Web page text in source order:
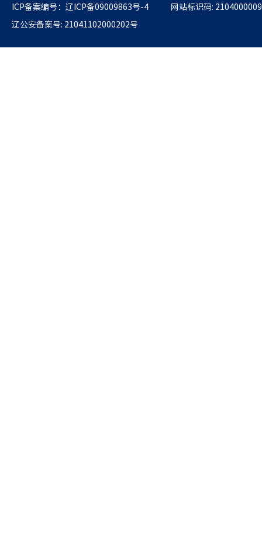
ICP备案编号：辽ICP备09009863号-4
网站标识码: 2104000009
辽公安备案号: 21041102000202号